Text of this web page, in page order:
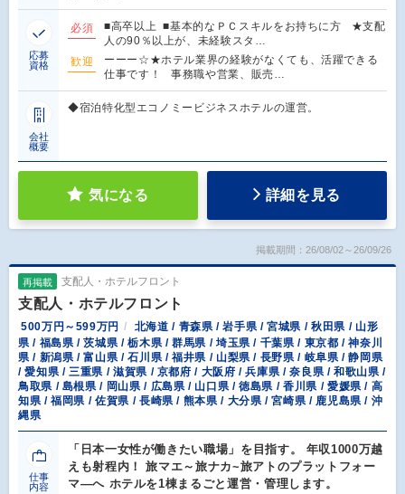
応募
資格
必須
■高卒以上 ■基本的なＰＣスキルをお持ちに方 ★支配
人の90％以上が、未経験スタ…
歓迎
ーーー☆★ホテル業界の経験がなくても、活躍できる
仕事です！ 事務職や営業、販売…
会社
概要
◆宿泊特化型エコノミービジネスホテルの運営。
気になる 詳細を見る
掲載期間：26/08/02～26/09/26
再掲載 支配人・ホテルフロント
支配人・ホテルフロント
500万円～599万円
北海道 / 青森県 / 岩手県 / 宮城県 / 秋田県 / 山形
県 / 福島県 / 茨城県 / 栃木県 / 群馬県 / 埼玉県 / 千葉県 / 東京都 / 神奈川
県 / 新潟県 / 富山県 / 石川県 / 福井県 / 山梨県 / 長野県 / 岐阜県 / 静岡県
/ 愛知県 / 三重県 / 滋賀県 / 京都府 / 大阪府 / 兵庫県 / 奈良県 / 和歌山県 /
鳥取県 / 島根県 / 岡山県 / 広島県 / 山口県 / 徳島県 / 香川県 / 愛媛県 / 高
知県 / 福岡県 / 佐賀県 / 長崎県 / 熊本県 / 大分県 / 宮崎県 / 鹿児島県 / 沖
縄県
仕事
内容
「日本一女性が働きたい職場」を目指す。 年収1000万越
えも射程内！ 旅マエ～旅ナカ~旅アトのプラットフォー
マ―へ ホテルを1棟まるごと運営・管理します。